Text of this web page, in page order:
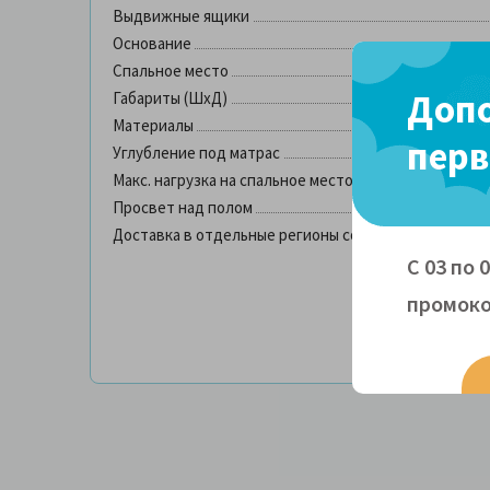
Выдвижные ящики
Основание
Спальное место
Габариты (ШхД)
Материалы
Углубление под матрас
Макс. нагрузка на спальное место
Просвет над полом
Доставка в отдельные регионы со склада в Москве
С 03 по